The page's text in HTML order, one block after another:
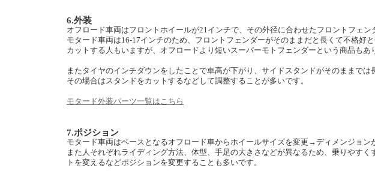
6.外装
オフロード車両はフロントホイールが21インチで、その外径に合わせたフロントフェン
モタード車両は16-17インチのため、フロントフェンダーがそのままだと長くて不格好
カットする人もいますが、オフロードより短いスーパーモトフェンダーという商品もあ
またタイヤのインチダウンをしたことで車高が下がり、サイドスタンドがそのままでは
その場合はスタンドをカットするなどして調整することが多いです。
モタード外装パーツ一覧はこちら
7.ポジション
モタード車両はベースとなるオフロード車からホイールサイズを変更→ディメンジョン
また人それぞれライディング方法、体型、手足の大きさなどが異なるため、乗りやす
トを変えるなどポジションを変更することも多いです。